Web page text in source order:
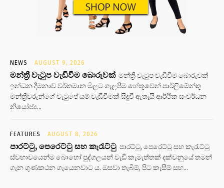
NEWS AUGUST 9, 2026
මන්ත්‍රී වැටුප වැඩිවීම බොරුවක් මන්ත්‍රී වැටුප වැඩිවීම බොරුවක්
ඉන්ධන දීමනාව වර්තමාන මිලට ගැලපීම හේතුවෙන් පාර්ලිමේන්තු
මන්ත්‍රීවරුන්ගේ වැටුපේ යම් වැඩිවීමක් සිදුවී ඇතැයි ආර්ථික සංවර්ධන
නියෝජ්‍ය...
FEATURES AUGUST 8, 2026
පාරට්ටු, පෙරෙට්ටු සහ කැරැට්ටු පාරට්ටු, පෙරෙට්ටු සහ කැරැට්ටු
ස්වභාවයෙන්ම බොහෝ පුද්ගලයන් වැඩි කැමැත්තක් දක්වනුයේ තමන්
ගැන ගුණකථන ගැයෙනවාට ය. ඔසවා තැබීම්, පිට කැසීම් සහ...